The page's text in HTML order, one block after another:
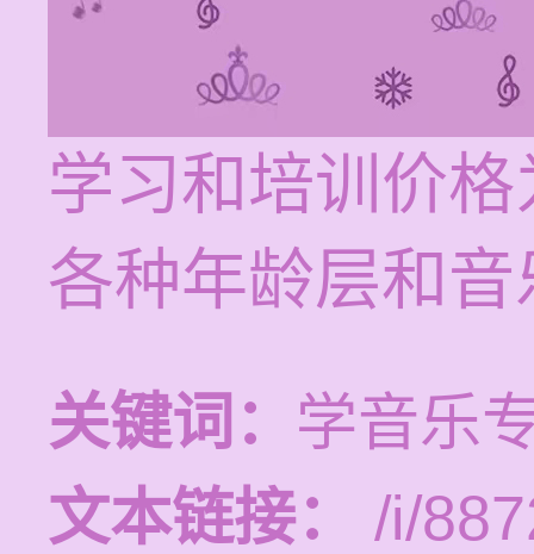
学习和培训价
各种年龄层和
关键词： 学音乐
文本链接：
/i/